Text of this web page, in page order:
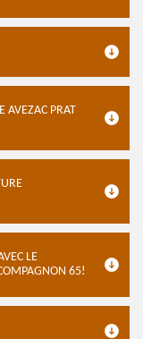
AVEZAC PRAT
LE
65!